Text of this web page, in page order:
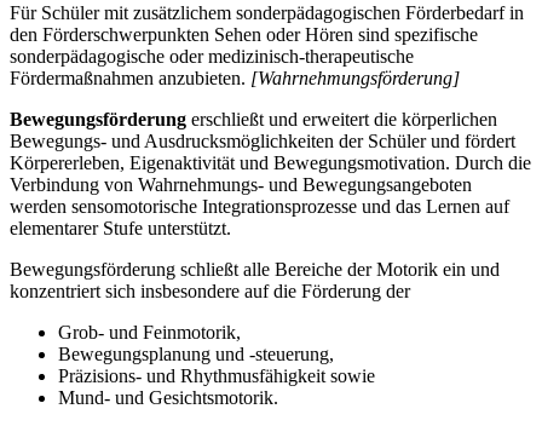
Für Schüler mit zusätzlichem sonderpädagogischen Förderbedarf in
den Förderschwerpunkten Sehen oder Hören sind spezifische
sonderpädagogische oder medizinisch-therapeutische
Fördermaßnahmen anzubieten. [Wahrnehmungsförderung]
Bewegungsförderung erschließt und erweitert die körperlichen
Bewegungs- und Ausdrucksmöglichkeiten der Schüler und fördert
Körpererleben, Eigenaktivität und Bewegungsmotivation. Durch die
Verbindung von Wahrnehmungs- und Bewegungsangeboten
werden sensomotorische Integrationsprozesse und das Lernen auf
elementarer Stufe unterstützt.
Bewegungsförderung schließt alle Bereiche der Motorik ein und
konzentriert sich insbesondere auf die Förderung der
Grob- und Feinmotorik,
Bewegungsplanung und -steuerung,
Präzisions- und Rhythmusfähigkeit sowie
Mund- und Gesichtsmotorik.